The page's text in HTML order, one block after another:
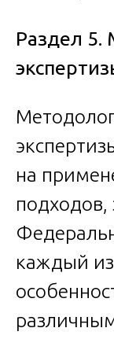
Раздел 5.
на
подходов,
каждый